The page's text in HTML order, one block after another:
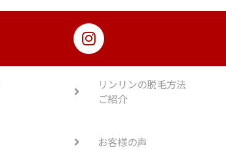
リンリンの脱毛方法
ご紹介
お客様の声